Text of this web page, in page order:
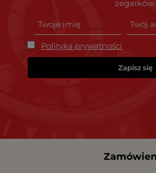
zegarków.
Polityka prywatności
Zapisz się